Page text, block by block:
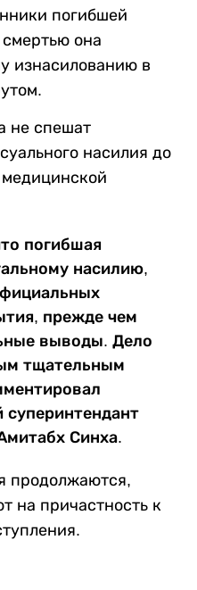
погибшей
она
изнасилованию в
не спешат
насилия до
медицинской
погибшая
насилию,
прежде чем
выводы. Дело
тщательным
Синха.
продолжаются,
на причастность к